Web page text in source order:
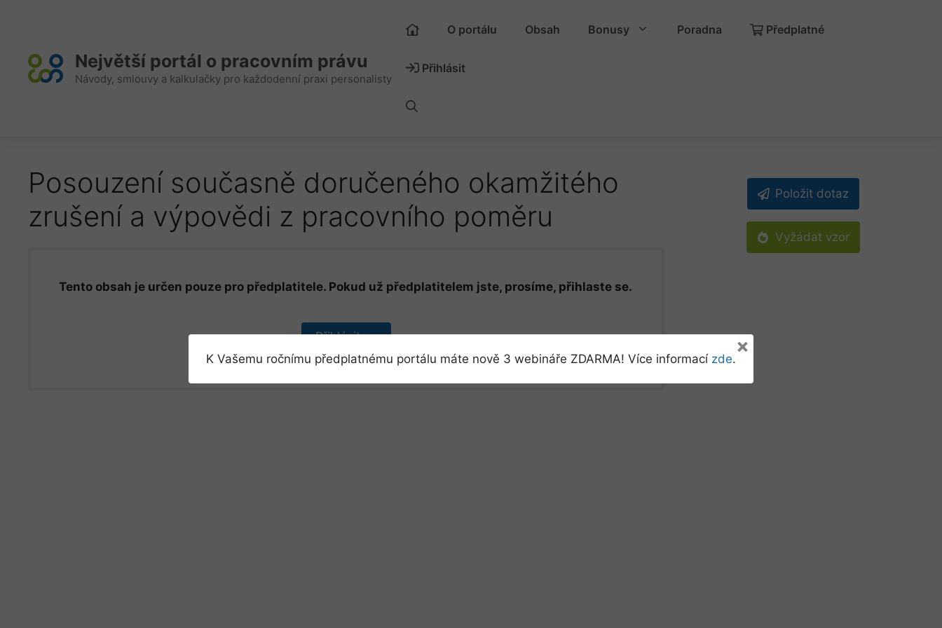
Největší portál o pracovním právu
Návody, smlouvy a kalkulačky pro každodenní praxi personalisty
O portálu Obsah Bonusy Poradna Předplatné
Přihlásit
Posouzení současně doručeného okamžitého
zrušení a výpovědi z pracovního poměru
Tento obsah je určen pouze pro předplatitele. Pokud už předplatitelem jste, prosíme, přihlaste se.
Přihlásit se
Položit dotaz
Vyžádat vzor
K Vašemu ročnímu předplatnému portálu máte nově 3 webináře ZDARMA! Více informací zde.
×